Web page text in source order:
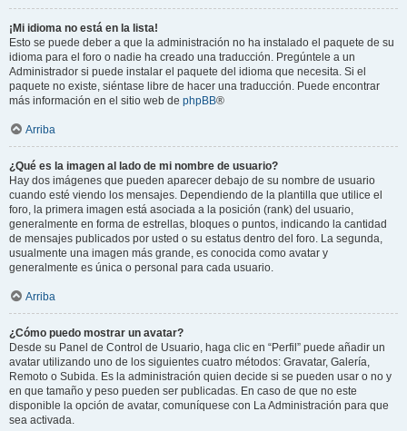
¡Mi idioma no está en la lista!
Esto se puede deber a que la administración no ha instalado el paquete de su
idioma para el foro o nadie ha creado una traducción. Pregúntele a un
Administrador si puede instalar el paquete del idioma que necesita. Si el
paquete no existe, siéntase libre de hacer una traducción. Puede encontrar
más información en el sitio web de phpBB®
Arriba
¿Qué es la imagen al lado de mi nombre de usuario?
Hay dos imágenes que pueden aparecer debajo de su nombre de usuario
cuando esté viendo los mensajes. Dependiendo de la plantilla que utilice el
foro, la primera imagen está asociada a la posición (rank) del usuario,
generalmente en forma de estrellas, bloques o puntos, indicando la cantidad
de mensajes publicados por usted o su estatus dentro del foro. La segunda,
usualmente una imagen más grande, es conocida como avatar y
generalmente es única o personal para cada usuario.
Arriba
¿Cómo puedo mostrar un avatar?
Desde su Panel de Control de Usuario, haga clic en “Perfil” puede añadir un
avatar utilizando uno de los siguientes cuatro métodos: Gravatar, Galería,
Remoto o Subida. Es la administración quien decide si se pueden usar o no y
en que tamaño y peso pueden ser publicadas. En caso de que no este
disponible la opción de avatar, comuníquese con La Administración para que
sea activada.